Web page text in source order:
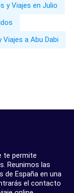
y Viajes en Julio
a Abu Dabi
te permite
Reunimos las
España en una
el contacto